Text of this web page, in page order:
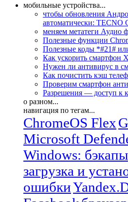
мобильные устройства...
чтобы обновления
автоматически: TECNO
меняем метатеги Аудио
Полезные функции
Полезные коды *#21#
Как ускорить смартфон
Нужен ли антивирус в
Как почистить кэш
Проверим смартфон
Разрешения — доступ к
о разном...
навигация по тегам...
ChromeOS Flex
Microsoft
Windows: бэкапы
загрузка и
ошибки